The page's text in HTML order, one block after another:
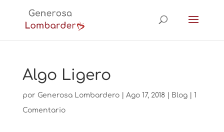
Algo Ligero
por Generosa Lombardero| Ago 17, 2018| Blog| 1
Comentario